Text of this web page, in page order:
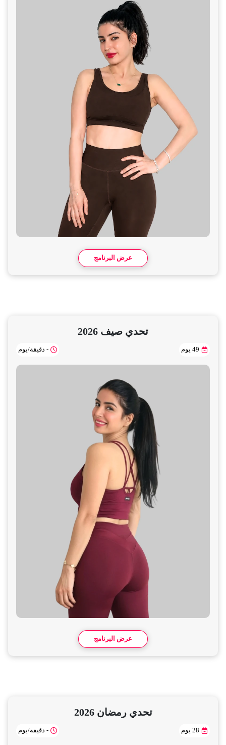
عرض البرنامج
تحدي صيف 2026
49 يوم - دقيقة/يوم
عرض البرنامج
تحدي رمضان 2026
28 يوم - دقيقة/يوم